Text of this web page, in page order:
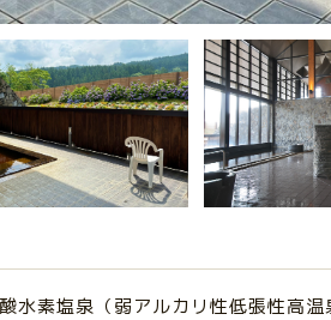
水素塩泉（弱アルカリ性低張性高温